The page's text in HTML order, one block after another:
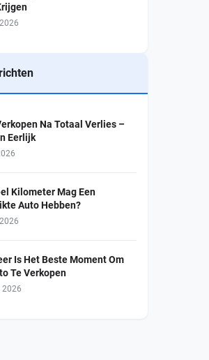
Na Totaal Verlies –
Eerlijk
Kilometer Mag Een
Auto Hebben?
Is Het Beste Moment Om
Te Verkopen
2026